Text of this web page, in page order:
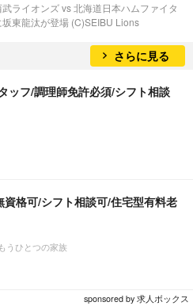
ライオンズ vs 北海道日本ハムファイタ
東龍汰が登場 (C)SEIBU Lions
さらに見る
ッフ/調理師免許必須/シフト相談
資格可/シフト相談可/住宅型有料老
うひとつの家族
sponsored by 求人ボックス